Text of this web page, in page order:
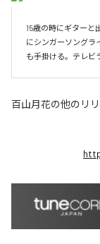
15歳の時にギターと
にシンガーソングラ
も手掛ける。テレビ
百山月花の他のリリ